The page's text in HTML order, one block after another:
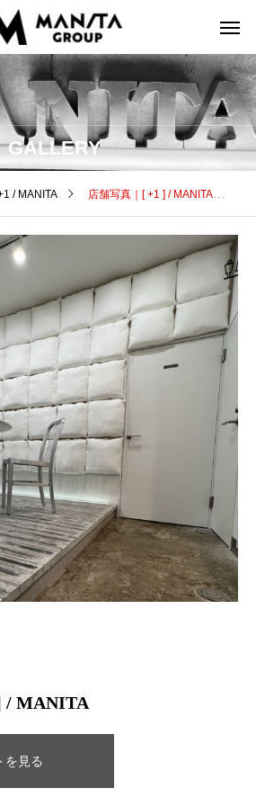
GALLERY
/ MANITA 店舗写真｜[ +1 ] / MANITA
/ MANITA
を見る